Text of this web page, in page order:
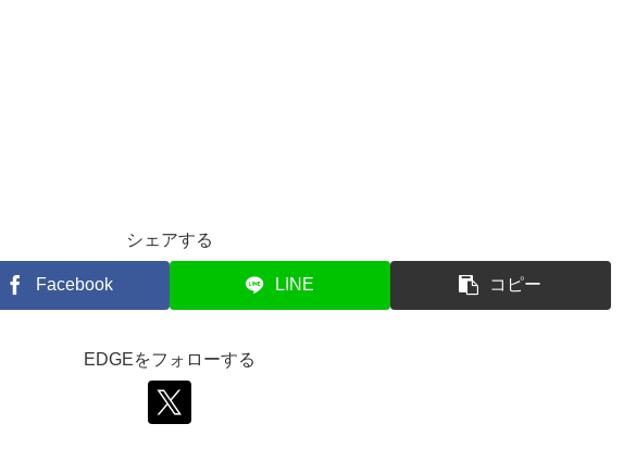
シェアする
Facebook LINE コピー
EDGEをフォローする